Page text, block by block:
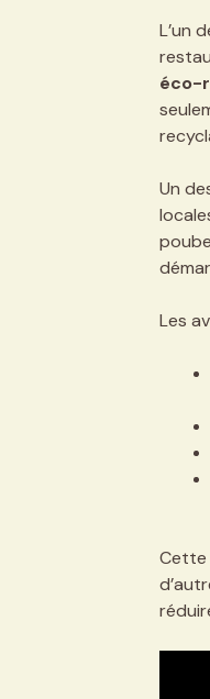
L’un
éco-
Un
Les
Cette